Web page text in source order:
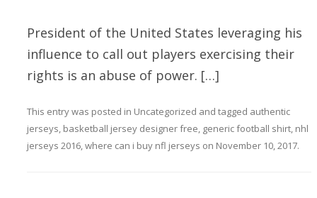
President of the United States leveraging his
influence to call out players exercising their
rights is an abuse of power. […]
This entry was posted in Uncategorized and tagged authentic
jerseys, basketball jersey designer free, generic football shirt, nhl
jerseys 2016,where can i buy nfl jerseys on November 10, 2017.